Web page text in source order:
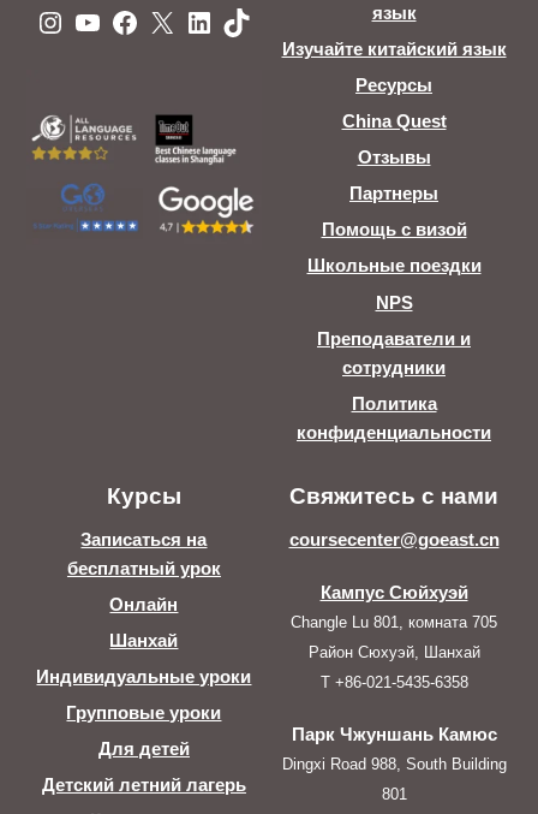
Instagram
YouTube
Facebook
X LinkedIn
TikTok
язык
Изучайте китайский язык
Ресурсы
China Quest
Отзывы
Партнеры
Помощь с визой
Школьные поездки
NPS
Преподаватели и
сотрудники
Политика
конфиденциальности
Курсы
Записаться на
бесплатный урок
Онлайн
Шанхай
Индивидуальные уроки
Групповые уроки
Для детей
Детский летний лагерь
Свяжитесь с нами
coursecenter@goeast.cn
Кампус Сюйхуэй
Changle Lu 801, комната 705
Район Сюхуэй, Шанхай
T +86-021-5435-6358
Парк Чжуншань Камюс
Dingxi Road 988, South Building
801